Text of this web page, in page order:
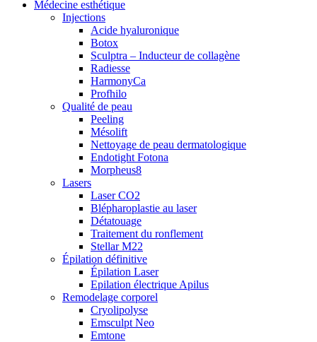
Médecine esthétique
Injections
Acide hyaluronique
Botox
Sculptra – Inducteur de collagène
Radiesse
HarmonyCa
Profhilo
Qualité de peau
Peeling
Mésolift
Nettoyage de peau dermatologique
Endotight Fotona
Morpheus8
Lasers
Laser CO2
Blépharoplastie au laser
Détatouage
Traitement du ronflement
Stellar M22
Épilation définitive
Épilation Laser
Epilation électrique Apilus
Remodelage corporel
Cryolipolyse
Emsculpt Neo
Emtone